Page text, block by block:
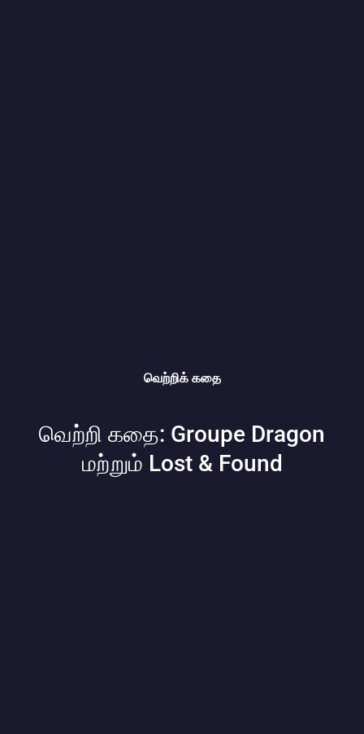
வெற்றிக் கதை
வெற்றி கதை: Groupe Dragon
மற்றும் Lost & Found